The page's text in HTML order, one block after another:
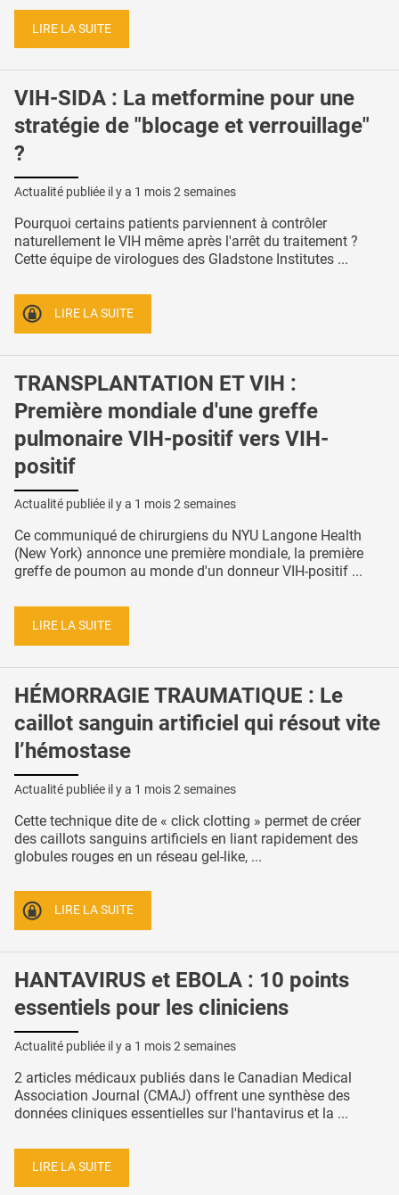
LIRE LA SUITE
VIH-SIDA : La metformine pour une
stratégie de "blocage et verrouillage"
?
Actualité publiée il y a 1 mois 2 semaines
Pourquoi certains patients parviennent à contrôler
naturellement le VIH même après l'arrêt du traitement ?
Cette équipe de virologues des Gladstone Institutes ...
LIRE LA SUITE
TRANSPLANTATION ET VIH :
Première mondiale d'une greffe
pulmonaire VIH-positif vers VIH-
positif
Actualité publiée il y a 1 mois 2 semaines
Ce communiqué de chirurgiens du NYU Langone Health
(New York) annonce une première mondiale, la première
greffe de poumon au monde d'un donneur VIH-positif ...
LIRE LA SUITE
HÉMORRAGIE TRAUMATIQUE : Le
caillot sanguin artificiel qui résout vite
l’hémostase
Actualité publiée il y a 1 mois 2 semaines
Cette technique dite de « click clotting » permet de créer
des caillots sanguins artificiels en liant rapidement des
globules rouges en un réseau gel-like, ...
LIRE LA SUITE
HANTAVIRUS et EBOLA : 10 points
essentiels pour les cliniciens
Actualité publiée il y a 1 mois 2 semaines
2 articles médicaux publiés dans le Canadian Medical
Association Journal (CMAJ) offrent une synthèse des
données cliniques essentielles sur l'hantavirus et la ...
LIRE LA SUITE